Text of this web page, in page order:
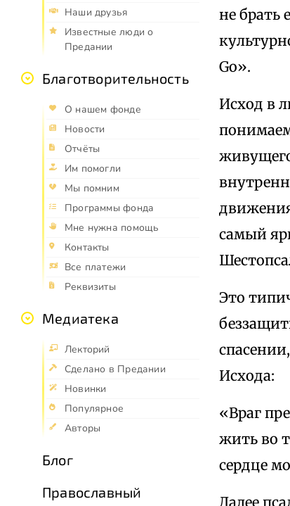
Наши друзья
Известные люди о
Предании
Благотворительность
О нашем фонде
Новости
Отчёты
Им помогли
Мы помним
Программы фонда
Мне нужна помощь
Контакты
Все платежи
Реквизиты
Медиатека
Лекторий
Сделано в Предании
Новинки
Популярное
Авторы
Блог
Православный
не брать
Go».
Исход в
самый
Это
Исхода:
«Враг
жить во
сердце
Далее